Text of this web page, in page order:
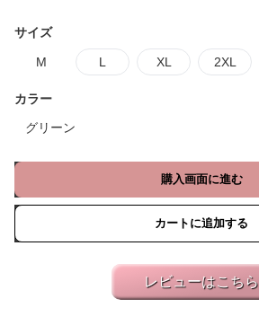
サイズ
M L XL 2XL
カラー
グリーン
購入画面に進む
カートに追加する
レビューはこちら